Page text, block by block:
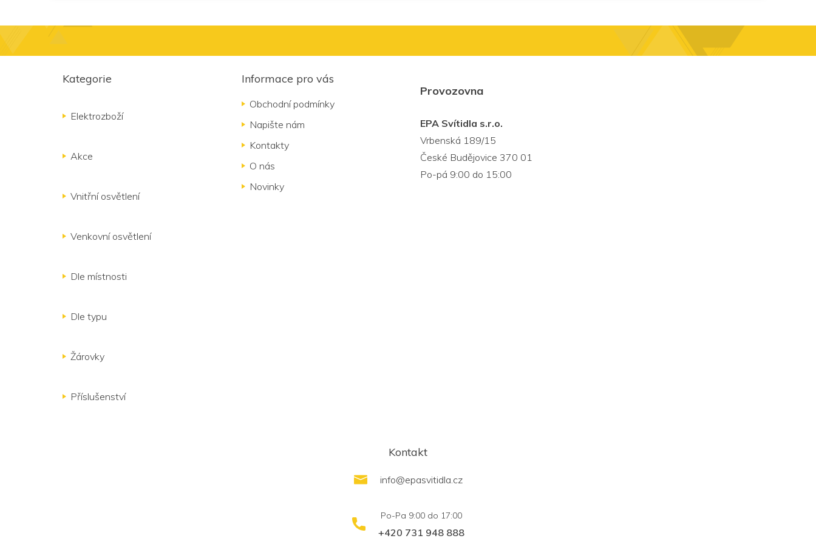
Kategorie
Elektrozboží
Akce
Vnitřní osvětlení
Venkovní osvětlení
Dle místnosti
Dle typu
Žárovky
Příslušenství
Informace pro vás
Obchodní podmínky
Napište nám
Kontakty
O nás
Novinky
Provozovna
EPA Svítidla s.r.o.
Vrbenská 189/15
České Budějovice 370 01
Po-pá 9:00 do 15:00
Kontakt
info@epasvitidla.cz
+420 731 948 888